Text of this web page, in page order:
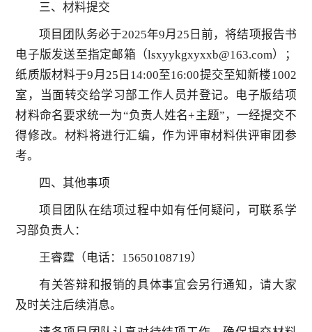
三、材料提交
项目团队务必于2025年9月25日前，将结项报告书
电子版发送至指定邮箱（lsxyykgxyxxb@163.com）；
纸质版材料于9月25日14:00至16:00提交至知新楼1002
室，当面转交给学习部工作人员并登记。电子版结项
材料命名要求统一为“负责人姓名+主题”，一经提交不
得修改。材料将进行汇编，作为评审材料供评审团参
考。
四、其他事项
项目团队在结项过程中如有任何疑问，可联系学
习部负责人：
王睿霆（电话：15650108719）
有关答辩和报销的具体事宜会另行通知，请大家
及时关注后续消息。